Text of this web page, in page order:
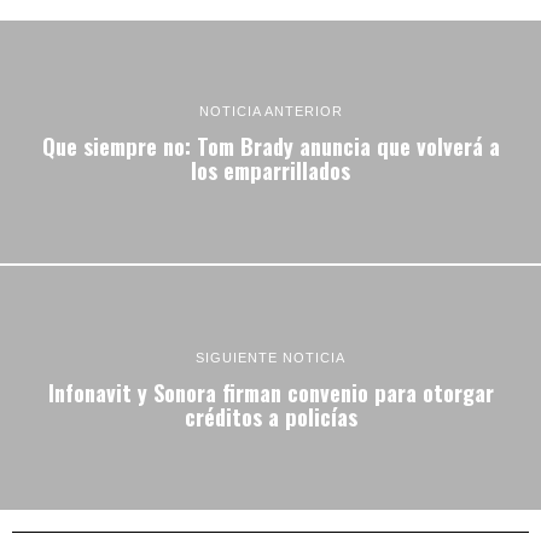
NOTICIA ANTERIOR
Que siempre no: Tom Brady anuncia que volverá a
los emparrillados
SIGUIENTE NOTICIA
Infonavit y Sonora firman convenio para otorgar
créditos a policías